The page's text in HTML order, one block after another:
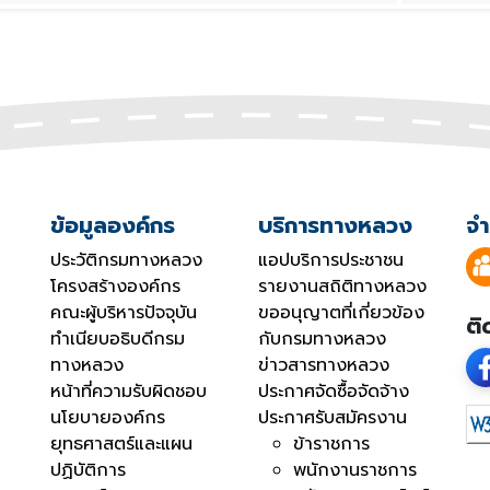
ข้อมูลองค์กร
ประวัติกรมทางหลวง
โครงสร้างองค์กร
คณะผู้บริหารปัจจุบัน
ทำเนียบอธิบดีกรม
ทางหลวง
หน้าที่ความรับผิดชอบ
นโยบายองค์กร
ยุทธศาสตร์และแผน
ปฏิบัติการ
บริการทางหลวง
แอปบริการประชาชน
รายงานสถิติทางหลวง
ขออนุญาตที่เกี่ยวข้อง
กับกรมทางหลวง
ข่าวสารทางหลวง
ประกาศจัดซื้อจัดจ้าง
ประกาศรับสมัครงาน
ข้าราชการ
พนักงานราชการ
จ
ติ